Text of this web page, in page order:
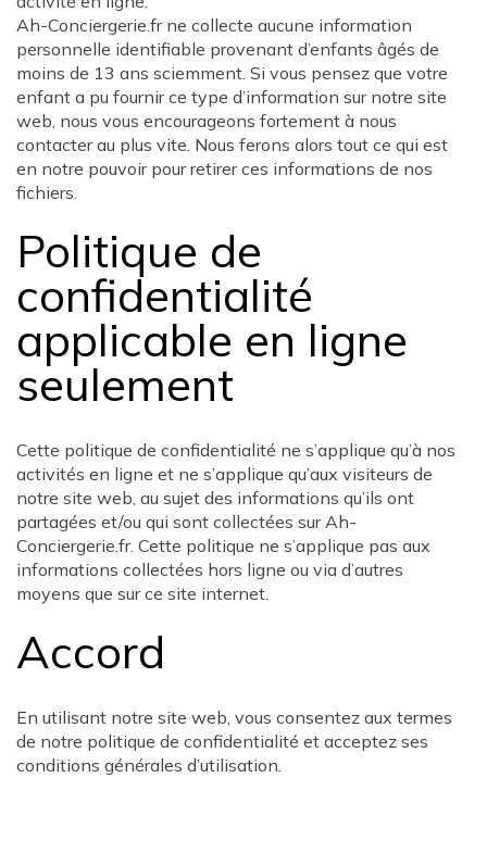
Ah-Conciergerie.fr ne collecte aucune information
personnelle identifiable provenant d’enfants âgés de
moins de 13 ans sciemment. Si vous pensez que votre
enfant a pu fournir ce type d’information sur notre site
web, nous vous encourageons fortement à nous
contacter au plus vite. Nous ferons alors tout ce qui est
en notre pouvoir pour retirer ces informations de nos
fichiers.
Politique de
confidentialité
applicable en ligne
seulement
Cette politique de confidentialité ne s’applique qu’à nos
activités en ligne et ne s’applique qu’aux visiteurs de
notre site web, au sujet des informations qu’ils ont
partagées et/ou qui sont collectées sur Ah-
Conciergerie.fr. Cette politique ne s’applique pas aux
informations collectées hors ligne ou via d’autres
moyens que sur ce site internet.
Accord
En utilisant notre site web, vous consentez aux termes
de notre politique de confidentialité et acceptez ses
conditions générales d’utilisation.